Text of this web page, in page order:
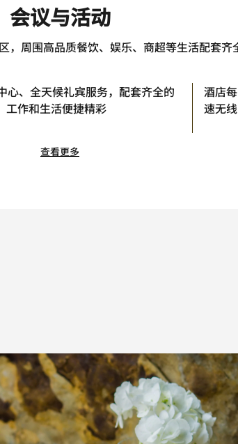
会议与活动
，周围高品质餐饮、娱乐、商超等生活配套齐
心、全天候礼宾服务，配套齐全的
工作和生活便捷精彩
酒店
速无
查看更多